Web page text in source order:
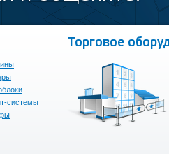
системы
Торговое